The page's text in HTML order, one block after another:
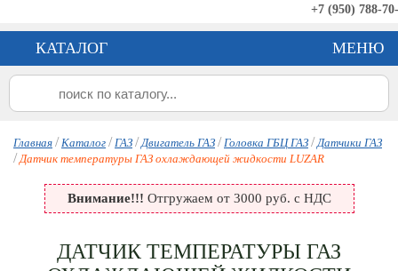
+7 (950) 788-
КАТАЛОГ МЕНЮ
Главная / Каталог / ГАЗ / Двигатель ГАЗ / Головка ГБЦ ГАЗ / Датчики ГАЗ
/ Датчик температуры ГАЗ охлаждающей жидкости LUZAR
Внимание!!! Отгружаем от 3000 руб. с НДС
ДАТЧИК ТЕМПЕРАТУРЫ ГАЗ